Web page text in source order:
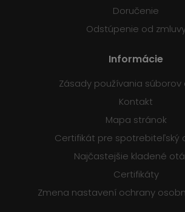
Doručenie
Odstúpenie od
Informácie
Zásady používania súborov
Kontakt
Mapa stránok
Certifikát pre spotrebiteľský
Najčastejšie kladené
Certifikáty
Zmena nastavení ochrany